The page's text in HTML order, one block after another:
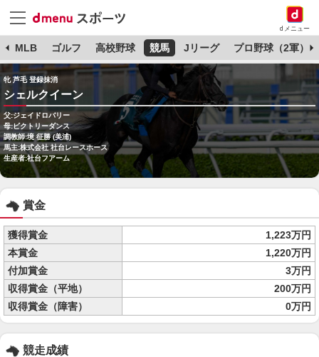
dメニュー
MLB ゴルフ 高校野球 競馬 Jリーグ プロ野球（2軍）
牝 芦毛 登録抹消
シェルクイーン
父:ジェイドロバリー
母:ビクトリーダンス
調教師:境 征勝 (美浦)
馬主:株式会社 社台レースホース
生産者:社台フアーム
賞金
獲得賞金
1,223万円
本賞金
1,220万円
付加賞金
3万円
収得賞金（平地）
200万円
収得賞金（障害）
0万円
競走成績